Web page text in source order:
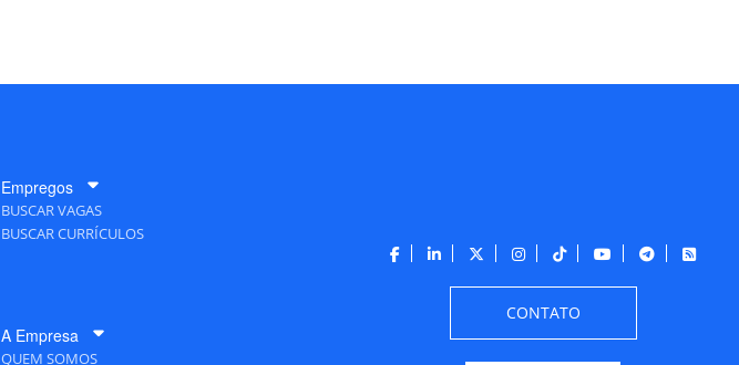
Empregos
BUSCAR VAGAS
BUSCAR CURRÍCULOS
A Empresa
QUEM SOMOS
CONTATO